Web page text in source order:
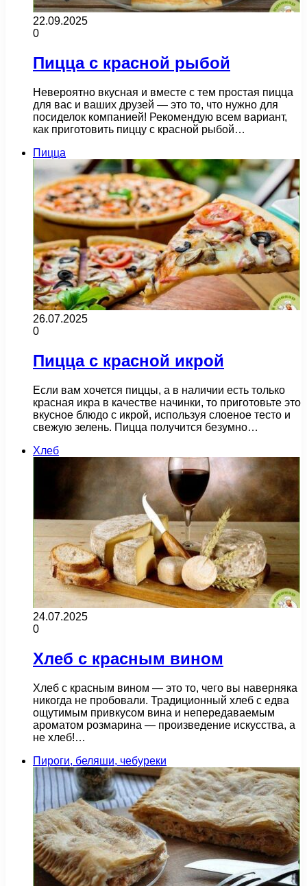
22.09.2025
0
Пицца с красной рыбой
Невероятно вкусная и вместе с тем простая пицца
для вас и ваших друзей — это то, что нужно для
посиделок компанией! Рекомендую всем вариант,
как приготовить пиццу с красной рыбой…
Пицца
26.07.2025
0
Пицца с красной икрой
Если вам хочется пиццы, а в наличии есть только
красная икра в качестве начинки, то приготовьте это
вкусное блюдо с икрой, используя слоеное тесто и
свежую зелень. Пицца получится безумно…
Хлеб
24.07.2025
0
Хлеб с красным вином
Хлеб с красным вином — это то, чего вы наверняка
никогда не пробовали. Традиционный хлеб с едва
ощутимым привкусом вина и непередаваемым
ароматом розмарина — произведение искусства, а
не хлеб!…
Пироги, беляши, чебуреки